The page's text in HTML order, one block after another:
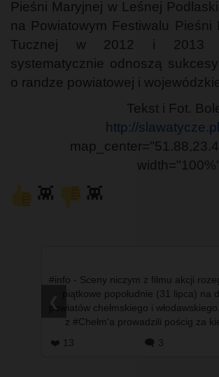
Pieśni Maryjnej w Leśnej
na Powiatowym Festiwalu Pieśni
Tucznej w 2012 i 2013
systematycznie odnoszą
o randze powiatowej i
Tekst i Fot.
http://slawatycze.pl
👾 👾
#info - Sceny niczym z filmu akcji
piątkowe popołudnie (31 lipca) na
powiatów chełmskiego i
z #Chełm'a prowadzili pościg za
❤️ 13 🗨️ 3